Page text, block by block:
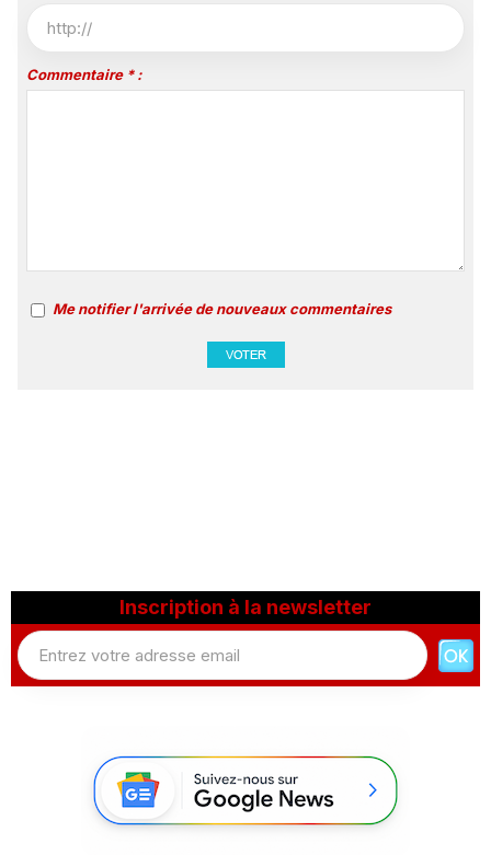
Commentaire * :
Me notifier l'arrivée de nouveaux commentaires
Inscription à la newsletter